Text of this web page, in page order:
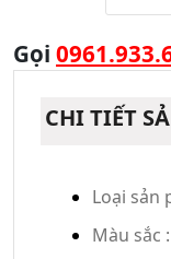
Gọi
CHI TIẾT
Loại sản
Màu sắc :